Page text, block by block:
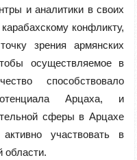
и аналитики в своих
конфликту,
зрения армянских
осуществляемое в
способствовало
Арцаха, и
сферы в Арцахе
участвовать в
области.